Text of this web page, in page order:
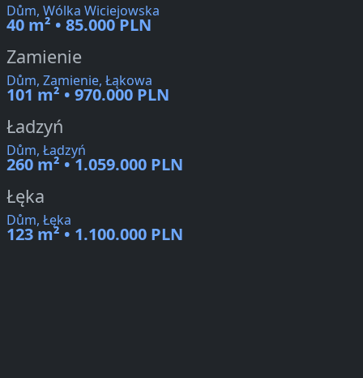
Dům, Wólka Wiciejowska
40 m² • 85.000 PLN
Zamienie
Dům, Zamienie, Łąkowa
101 m² • 970.000 PLN
Ładzyń
Dům, Ładzyń
260 m² • 1.059.000 PLN
Łęka
Dům, Łęka
123 m² • 1.100.000 PLN